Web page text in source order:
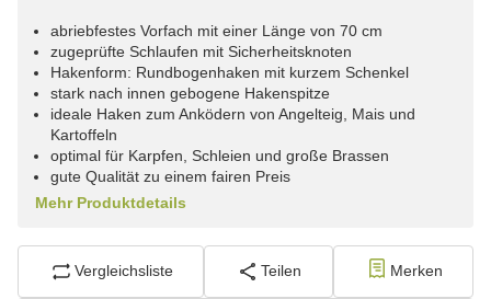
abriebfestes Vorfach mit einer Länge von 70 cm
zugeprüfte Schlaufen mit Sicherheitsknoten
Hakenform: Rundbogenhaken mit kurzem Schenkel
stark nach innen gebogene Hakenspitze
ideale Haken zum Anködern von Angelteig, Mais und
Kartoffeln
optimal für Karpfen, Schleien und große Brassen
gute Qualität zu einem fairen Preis
Mehr Produktdetails
Vergleichsliste Teilen Merken